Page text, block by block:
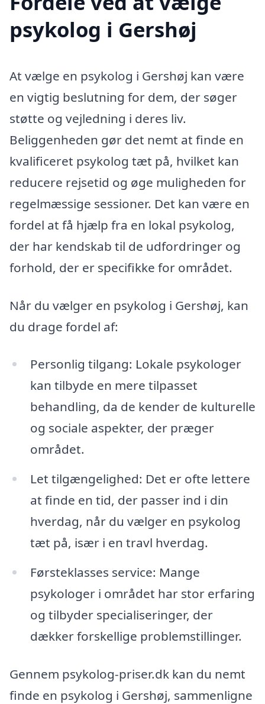
psykolog i Gershøj
At vælge en psykolog i Gershøj kan være
en vigtig beslutning for dem, der søger
støtte og vejledning i deres liv.
Beliggenheden gør det nemt at finde en
kvalificeret psykolog tæt på, hvilket kan
reducere rejsetid og øge muligheden for
regelmæssige sessioner. Det kan være en
fordel at få hjælp fra en lokal psykolog,
der har kendskab til de udfordringer og
forhold, der er specifikke for området.
Når du vælger en psykolog i Gershøj, kan
du drage fordel af:
Personlig tilgang: Lokale psykologer
kan tilbyde en mere tilpasset
behandling, da de kender de kulturelle
og sociale aspekter, der præger
området.
Let tilgængelighed: Det er ofte lettere
at finde en tid, der passer ind i din
hverdag, når du vælger en psykolog
tæt på, især i en travl hverdag.
Førsteklasses service: Mange
psykologer i området har stor erfaring
og tilbyder specialiseringer, der
dækker forskellige problemstillinger.
Gennem psykolog-priser.dk kan du nemt
finde en psykolog i Gershøj, sammenligne